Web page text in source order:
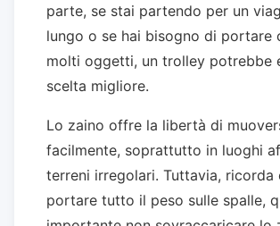
parte, se stai partendo per un
lungo o se hai bisogno di portare
molti oggetti, un trolley potrebbe
scelta migliore.
Lo zaino offre la libertà di
facilmente, soprattutto in luoghi
terreni irregolari. Tuttavia, ricorda
portare tutto il peso sulle spalle,